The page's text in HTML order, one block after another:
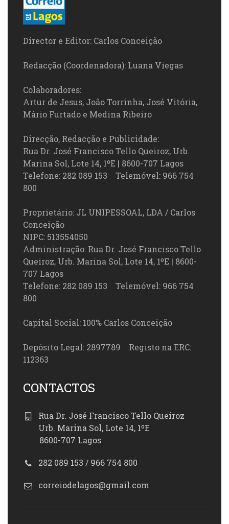
Director e Editor: Carlos Conceição
Redacção (Coordenadora): Luana Viegas
Colaboradores:
Artur de Jesus, João Torrinha, José Vitória,
Mário Furtado e Medina Ribeiro
Direcção, Redacção e Publicidade:
Rua Dr. José Francisco Tello Queiroz, Urb.
Marina Sol, Lote 14, 1ºE | 8600-707 Lagos
Telefone: 282 089 153 Telemóvel: 966 754
800
Proprietário: JL UNIPESSOAL, LDA / Carlos
Conceição
NIPC: 513554050
Administração: Rua Dr. José Francisco Tello
Queiroz, Urb. Marina Sol, Lote 14, 1ºE | 8600-
707 Lagos
Telefone: 282 089 153 Telemóvel: 966 754
800
Capital Social: 100% Carlos Conceição
Depósito Legal: 2897789 Registo na ERC:
112363
CONTACTOS
Rua Dr. José Francisco Tello Queiroz
Urb. Marina Sol, Lote 14, 1ºE
8600-707 Lagos
282 089 153 / 966 754 800
correiodelagos@gmail.com